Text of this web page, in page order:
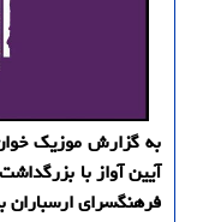
به گزارش موزیک
فرهنگسرای ارسباران